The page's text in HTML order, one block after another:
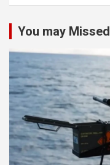
You may Missed